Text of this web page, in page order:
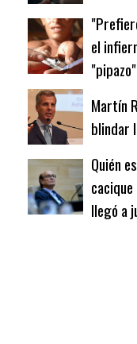
el
"pipazo"
Martín
blindar
Quién
llegó a